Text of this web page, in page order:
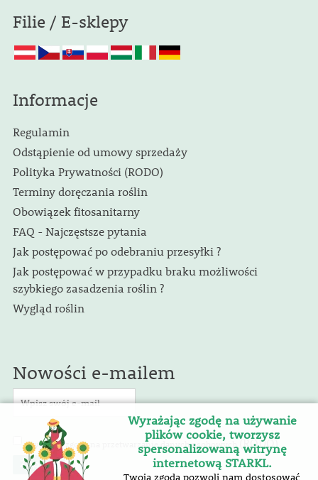
Filie / E-sklepy
Informacje
Regulamin
Odstąpienie od umowy sprzedaży
Polityka Prywatności (RODO)
Terminy doręczania roślin
Obowiązek fitosanitarny
FAQ - Najczęstsze pytania
Jak postępować po odebraniu przesyłki ?
Jak postępować w przypadku braku możliwości
szybkiego zasadzenia roślin ?
Wygląd roślin
Nowości e-mailem
Wyrażam zgodę na przetwarzanie danych osobowych (RODO)
Wyrażając zgodę na używanie
plików cookie, tworzysz
spersonalizowaną witrynę
internetową STARKL.
Twoja zgoda pozwoli nam dostosować